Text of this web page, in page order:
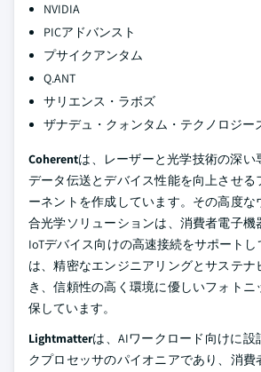
NVIDIA
PICアドバンスト
プサイクアンタム
Q.ANT
サリエンス・ラボズ
ザナデュ・クォンタム・テクノロジー
Coherentは、レーザーと光学技術の深い
データ伝送とデバイス性能を向上させる
ーネントを作成しています。その高度
合光学ソリューションは、消費者電子機
IoTデバイス向けの高速接続をサポート
は、精密なエンジニアリングとサステ
き、信頼性の高く環境に優しいフォト
保しています。
Lightmatterは、AIワークロード向けに設
クプロセッサのパイオニアであり、消費